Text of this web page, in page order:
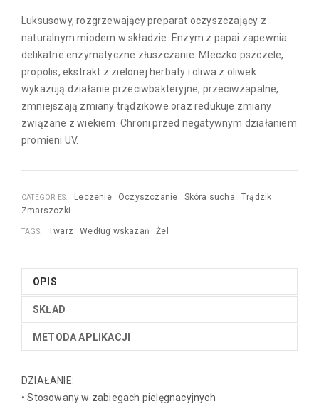
Luksusowy, rozgrzewający preparat oczyszczający z
naturalnym miodem w składzie. Enzym z papai zapewnia
delikatne enzymatyczne złuszczanie. Mleczko pszczele,
propolis, ekstrakt z zielonej herbaty i oliwa z oliwek
wykazują działanie przeciwbakteryjne, przeciwzapalne,
zmniejszają zmiany trądzikowe oraz redukuje zmiany
związane z wiekiem. Chroni przed negatywnym działaniem
promieni UV.
CATEGORIES: Leczenie Oczyszczanie Skóra sucha
Trądzik
Zmarszczki
TAGS: Twarz Według wskazań Żel
OPIS
SKŁAD
METODA APLIKACJI
DZIAŁANIE:
• Stosowany w zabiegach pielęgnacyjnych